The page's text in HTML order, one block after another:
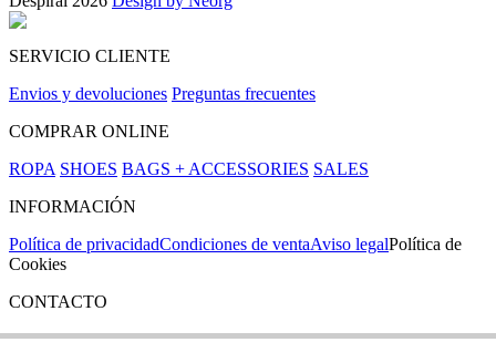
SERVICIO CLIENTE
Envios y devoluciones Preguntas frecuentes
COMPRAR ONLINE
ROPA SHOES BAGS + ACCESSORIES SALES
INFORMACIÓN
Política de privacidadCondiciones de ventaAviso legalPolítica de
Cookies
CONTACTO
Si tienes cualquier duda puedes contactar con nosotros en nuestra